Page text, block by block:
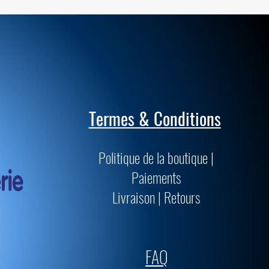
Termes & Conditions
Politique de la boutique |
Paiements
Livraison | Retours
FAQ